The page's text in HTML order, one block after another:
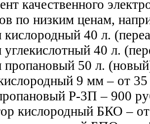
качественного
по низким ценам,
кислородный 40 л.
углекислотный 40 л.
пропановый 50 л.
9 мм – от
Р-3П – 900
кислородный БКО –